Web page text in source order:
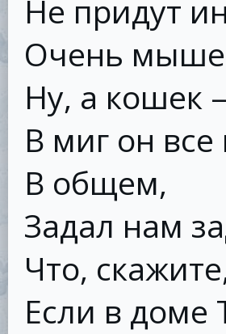
Не придут
Очень
Ну, а кошек
В миг он
В общем,
Задал нам
Что,
Если в